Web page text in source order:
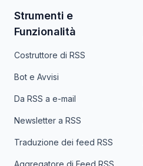
Strumenti e
Funzionalità
Costruttore di RSS
Bot e Avvisi
Da RSS a e-mail
Newsletter a RSS
Traduzione dei feed RSS